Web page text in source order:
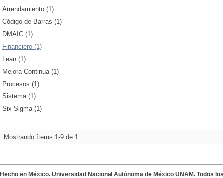
Arrendamiento (1)
Código de Barras (1)
DMAIC (1)
Financiero (1)
Lean (1)
Mejora Continua (1)
Procesos (1)
Sistema (1)
Six Sigma (1)
Mostrando ítems 1-9 de 1
Hecho en México. Universidad Nacional Autónoma de México UNAM. Todos